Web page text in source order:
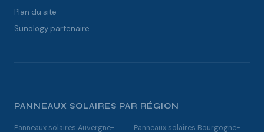
Plan du site
Sunology partenaire
PANNEAUX SOLAIRES PAR RÉGION
Panneaux solaires Auvergne-
Panneaux solaires Bourgogne-